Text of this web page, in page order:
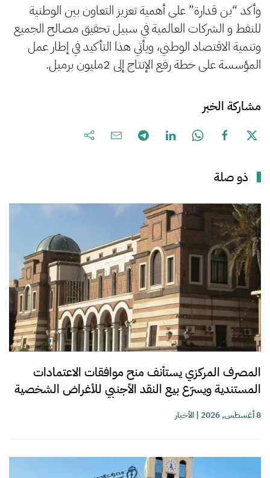
وأكد “بن قدارة” على أهمية تعزيز التعاون بين الوطنية
للنفط و الشركات العالمية في سبيل تحقيق مصالح الجميع
وتنمية الاقتصاد الوطني، ويأتي هذا التأكيد في إطار عمل
المؤسسة على خطة رفع الإنتاج إلى 2مليون برميل.
مشاركة الخبر
ذو صلة
المصرف المركزي يستأنف منح موافقات الاعتمادات
المستندية ويسرّع بيع النقد الأجنبي للأغراض الشخصية
8 أغسطس, 2026 |الأخبار